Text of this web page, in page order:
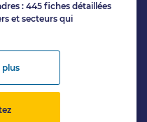
: 445 fiches détaillées
et secteurs qui
plus